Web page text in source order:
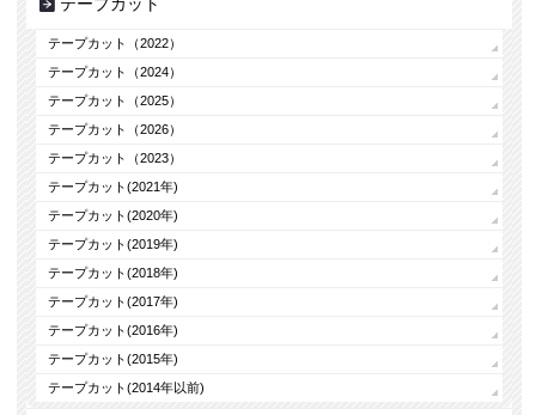
テープカット
テープカット（2022）
テープカット（2024）
テープカット（2025）
テープカット（2026）
テープカット（2023）
テープカット(2021年)
テープカット(2020年)
テープカット(2019年)
テープカット(2018年)
テープカット(2017年)
テープカット(2016年)
テープカット(2015年)
テープカット(2014年以前)